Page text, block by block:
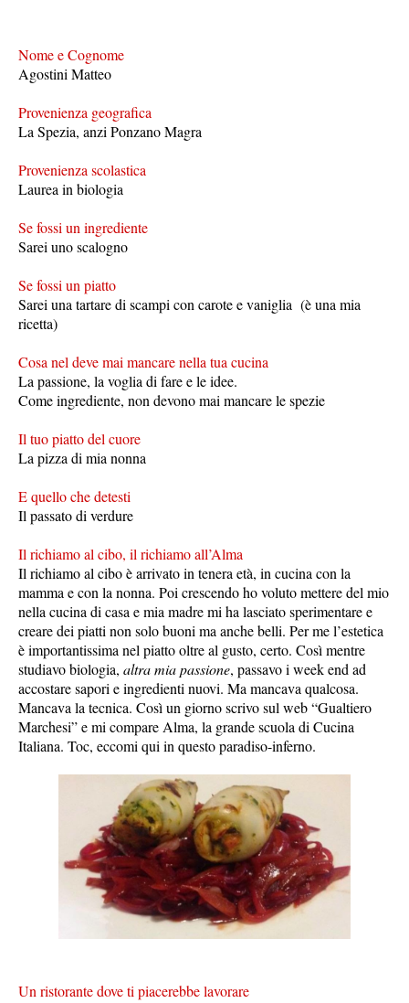
Nome e Cognome
Agostini Matteo
Provenienza geografica
La Spezia, anzi Ponzano Magra
Provenienza scolastica
Laurea in biologia
Se fossi un ingrediente
Sarei uno scalogno
Se fossi un piatto
Sarei una tartare di scampi con carote e vaniglia (è una mia
ricetta)
Cosa nel deve mai mancare nella tua cucina
La passione, la voglia di fare e le idee.
Come ingrediente, non devono mai mancare le spezie
Il tuo piatto del cuore
La pizza di mia nonna
E quello che detesti
Il passato di verdure
Il richiamo al cibo, il richiamo all’Alma
Il richiamo al cibo è arrivato in tenera età, in cucina con la
mamma e con la nonna. Poi crescendo ho voluto mettere del mio
nella cucina di casa e mia madre mi ha lasciato sperimentare e
creare dei piatti non solo buoni ma anche belli. Per me l’estetica
è importantissima nel piatto oltre al gusto, certo. Così mentre
studiavo biologia, altra mia passione, passavo i week end ad
accostare sapori e ingredienti nuovi. Ma mancava qualcosa.
Mancava la tecnica. Così un giorno scrivo sul web “Gualtiero
Marchesi” e mi compare Alma, la grande scuola di Cucina
Italiana. Toc, eccomi qui in questo paradiso-inferno.
Un ristorante dove ti piacerebbe lavorare